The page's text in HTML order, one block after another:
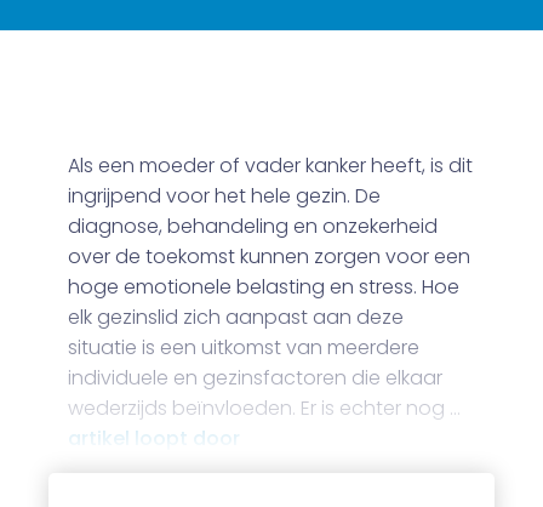
Als een moeder of vader kanker heeft, is dit
ingrijpend voor het hele gezin. De
diagnose, behandeling en onzekerheid
over de toekomst kunnen zorgen voor een
hoge emotionele belasting en stress. Hoe
elk gezinslid zich aanpast aan deze
situatie is een uitkomst van meerdere
individuele en gezinsfactoren die elkaar
wederzijds beïnvloeden. Er is echter nog …
artikel loopt door